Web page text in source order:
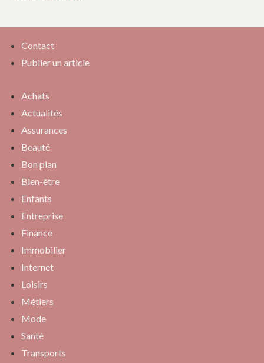
Contact
Publier un article
Achats
Actualités
Assurances
Beauté
Bon plan
Bien-être
Enfants
Entreprise
Finance
Immobilier
Internet
Loisirs
Métiers
Mode
Santé
Transports